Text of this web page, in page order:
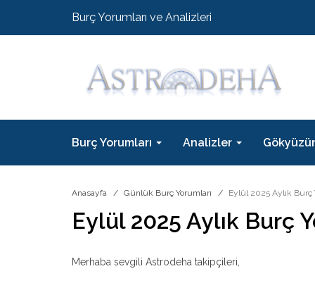
Burç Yorumları ve Analizleri
Burç Yorumları Analizler
Anasayfa Günlük Burç Yorumları Eylül 2025 Aylık Burç
Eylül 2025 Aylık Burç
Merhaba sevgili Astrodeha takipçileri,